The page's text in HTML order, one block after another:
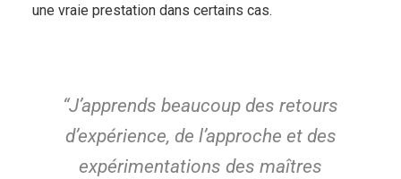
une vraie prestation dans certains cas.
“J’apprends beaucoup des retours
d’expérience, de l’approche et des
expérimentations des maîtres